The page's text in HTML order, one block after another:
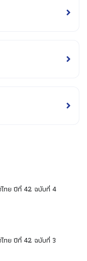
ไทย ปีที่ 42 ฉบับที่ 4
ทย ปีที่ 42 ฉบับที่ 3